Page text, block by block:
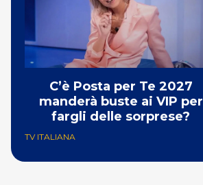
C’è Posta per Te 2027
manderà buste ai VIP per
fargli delle sorprese?
TV ITALIANA